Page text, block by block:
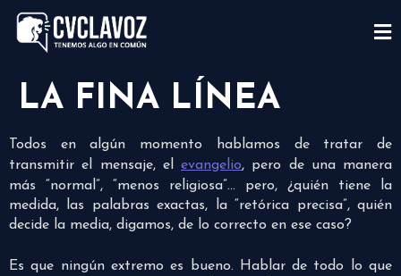
LA FINA LÍNEA
Todos en algún momento hablamos de tratar de
transmitir el mensaje, el evangelio, pero de una manera
más “normal”, “menos religiosa”… pero, ¿quién tiene la
medida, las palabras exactas, la “retórica precisa”, quién
decide la media, digamos, de lo correcto en ese caso?
Es que ningún extremo es bueno. Hablar de todo lo que